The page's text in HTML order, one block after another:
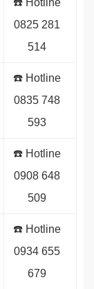
☎️ Hotline
0825 281
514
☎️ Hotline
0835 748
593
☎️ Hotline
0908 648
509
☎️ Hotline
0934 655
679